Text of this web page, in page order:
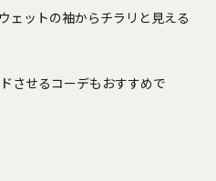
ェットの袖からチラリと見える
させるコーデもおすすめで